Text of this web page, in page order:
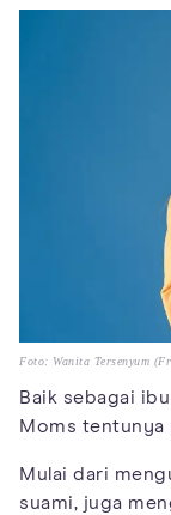
Foto: Wanita Tersenyum
Baik sebagai
Moms tentunya
Mulai dari
suami, juga